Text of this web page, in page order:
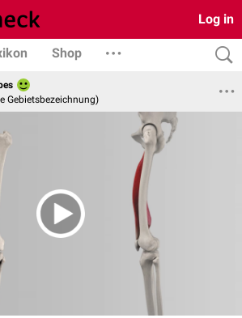
Log in
Shop
Gebietsbezeichnung)